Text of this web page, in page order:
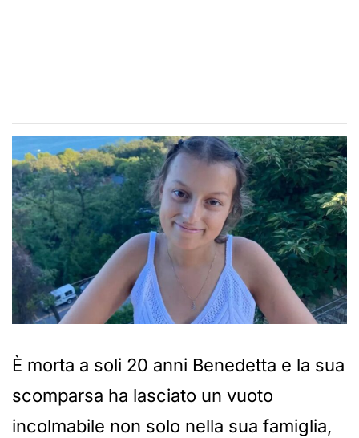
È morta a soli 20 anni Benedetta e la sua
scomparsa ha lasciato un vuoto
incolmabile non solo nella sua famiglia,